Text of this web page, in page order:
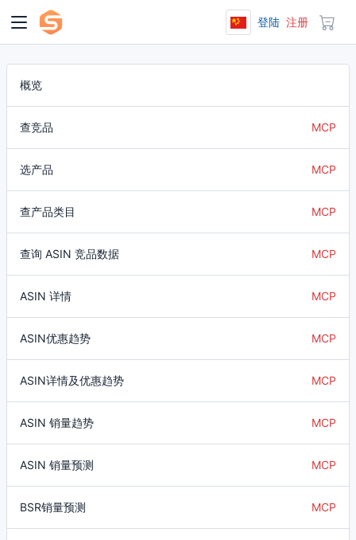
登陆 注册
概览
查竞品 MCP
选产品 MCP
查产品类目 MCP
查询 ASIN 竞品数据 MCP
ASIN 详情 MCP
ASIN优惠趋势 MCP
ASIN详情及优惠趋势 MCP
ASIN 销量趋势 MCP
ASIN 销量预测 MCP
BSR销量预测 MCP